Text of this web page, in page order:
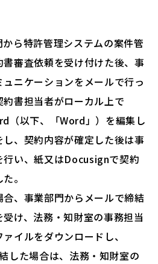
から特許管理システムの案件管
審査依頼を受け付けた後、事
ニケーションをメールで行っ
書担当者がローカル上で
（以下、「Word」）を編集し
し、契約内容が確定した後は事
行い、紙又はDocusignで契約
。
、事業部門からメールで締結
受け、法務・知財室の事務担当
イルをダウンロードし、
した場合は、法務・知財室の